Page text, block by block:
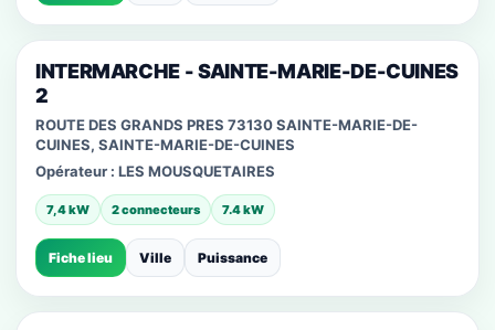
INTERMARCHE - SAINTE-MARIE-DE-CUINES
2
ROUTE DES GRANDS PRES 73130 SAINTE-MARIE-DE-
CUINES, SAINTE-MARIE-DE-CUINES
Opérateur : LES MOUSQUETAIRES
7,4 kW 2 connecteurs 7.4 kW
Fiche lieu Ville Puissance